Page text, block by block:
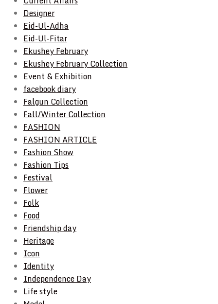
Designer
Eid-Ul-Adha
Eid-Ul-Fitar
Ekushey February
Ekushey February Collection
Event & Exhibition
facebook diary
Falgun Collection
Fall/Winter Collection
FASHION
FASHION ARTICLE
Fashion Show
Fashion Tips
Festival
Flower
Folk
Food
Friendship day
Heritage
Icon
Identity
Independence Day
Life style